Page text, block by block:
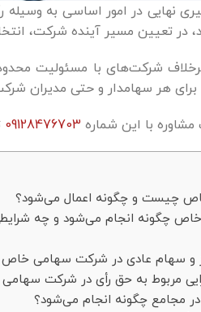
نهایی در امور اساسی به وسیله
در تعیین مسیر آینده شرکت،
شرکت‌های با مسئولیت
هر سهامدار و حتی مدیران
با این شماره 09128476703
چیست و چگونه اعمال می‌شود؟
چگونه انجام می‌شود و چه
و سهام عادی در شرکت سهامی
مربوط به حق رأی در شرکت
مجامع چگونه انجام می‌شود؟